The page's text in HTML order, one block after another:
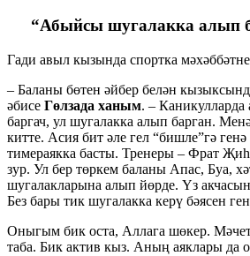
“Абыйсы шугалакка алып
Гади авыл кызында спортка
– Баланы бөтен әйбер белән
әбисе Гөлзада ханым. –
баргач, ул шугалакка алып барган.
китте. Асия бит әле гел “бишле”гә
тимераякка басты. Тренеры – Фрат
зур. Ул бер төркем баланы Апас, Буа,
шугалакларына алып йөрде. Үз
Без бары тик шугалакка керү бәясен
Оныгым бик оста, Аллага шөкер.
таба. Бик актив кыз. Аның аяклары да